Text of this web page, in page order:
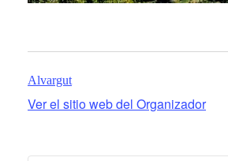
Alvargut
Ver el sitio web del Organizador